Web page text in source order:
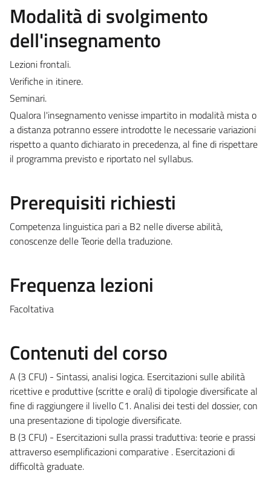
Modalità di svolgimento
dell'insegnamento
Lezioni frontali.
Verifiche in itinere.
Seminari.
Qualora l'insegnamento venisse impartito in modalità mista o
a distanza potranno essere introdotte le necessarie variazioni
rispetto a quanto dichiarato in precedenza, al fine di rispettare
il programma previsto e riportato nel syllabus.
Prerequisiti richiesti
Competenza linguistica pari a B2 nelle diverse abilità,
conoscenze delle Teorie della traduzione.
Frequenza lezioni
Facoltativa
Contenuti del corso
A (3 CFU) - Sintassi, analisi logica. Esercitazioni sulle abilità
ricettive e produttive (scritte e orali) di tipologie diversificate al
fine di raggiungere il livello C1. Analisi dei testi del dossier, con
una presentazione di tipologie diversificate.
B (3 CFU) - Esercitazioni sulla prassi traduttiva: teorie e prassi
attraverso esemplificazioni comparative . Esercitazioni di
difficoltà graduate.